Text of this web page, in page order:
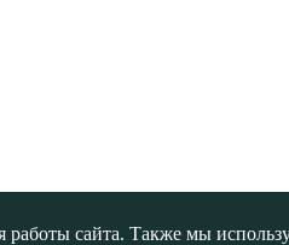
сайта. Также мы